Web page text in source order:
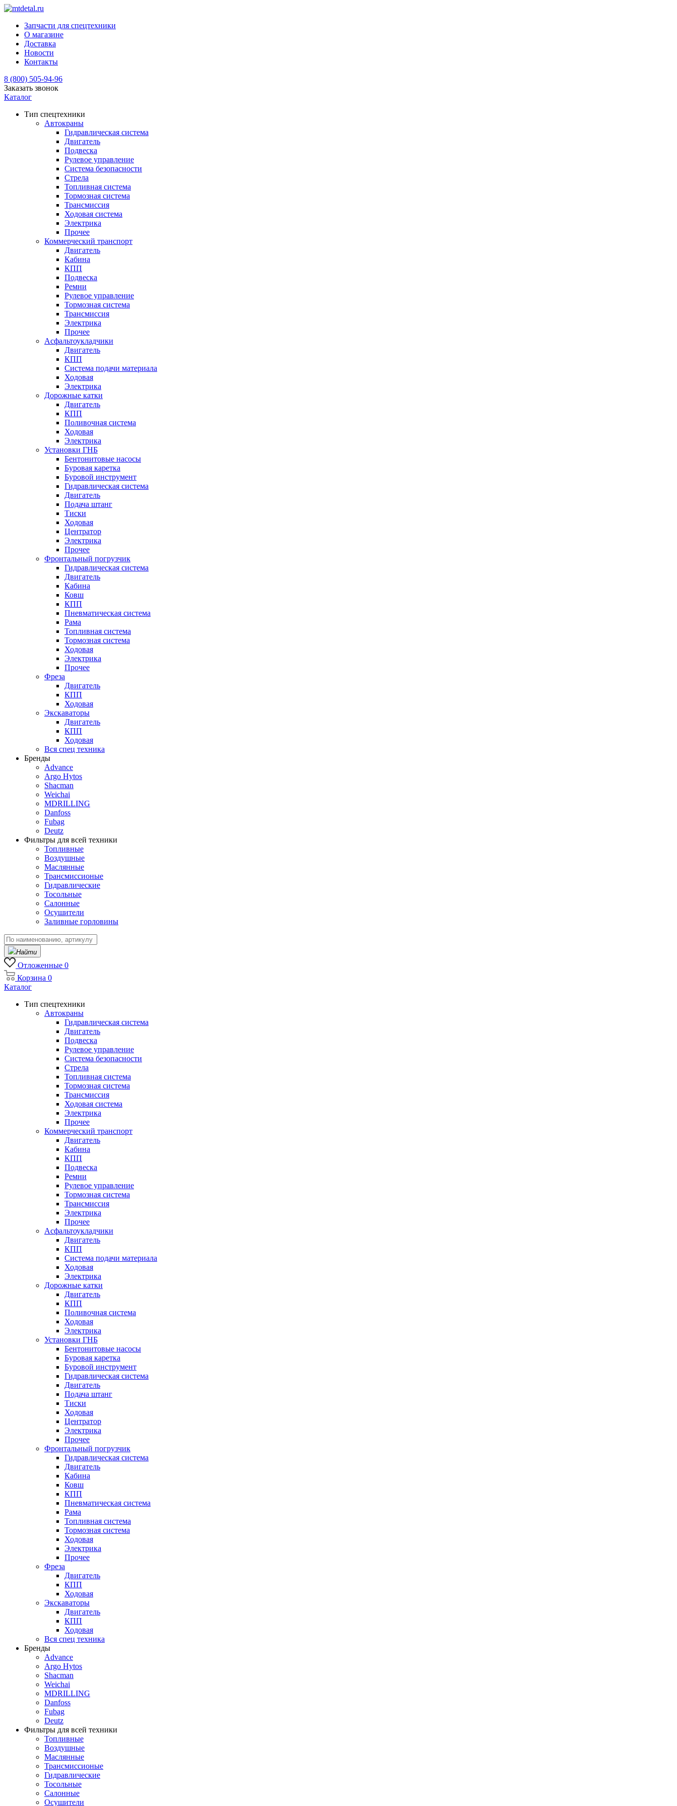
Запчасти для спецтехники
О магазине
Доставка
Новости
Контакты
8 (800) 505-94-96
Заказать звонок
Каталог
Тип спецтехники
Автокраны
Гидравлическая система
Двигатель
Подвеска
Рулевое управление
Система безопасности
Стрела
Топливная система
Тормозная система
Трансмиссия
Ходовая система
Электрика
Прочее
Коммерческий транспорт
Двигатель
Кабина
КПП
Подвеска
Ремни
Рулевое управление
Тормозная система
Трансмиссия
Электрика
Прочее
Асфальтоукладчики
Двигатель
КПП
Система подачи материала
Ходовая
Электрика
Дорожные катки
Двигатель
КПП
Поливочная система
Ходовая
Электрика
Установки ГНБ
Бентонитовые насосы
Буровая каретка
Буровой инструмент
Гидравлическая система
Двигатель
Подача штанг
Тиски
Ходовая
Центратор
Электрика
Прочее
Фронтальный погрузчик
Гидравлическая система
Двигатель
Кабина
Ковш
КПП
Пневматическая система
Рама
Топливная система
Тормозная система
Ходовая
Электрика
Прочее
Фреза
Двигатель
КПП
Ходовая
Экскаваторы
Двигатель
КПП
Ходовая
Вся спец техника
Бренды
Advance
Argo Hytos
Shacman
Weichai
MDRILLING
Danfoss
Fubag
Deutz
Фильтры для всей техники
Топливные
Воздушные
Маслянные
Трансмиссионые
Гидравлические
Тосольные
Салонные
Осушители
Заливные горловины
Найти
Отложенные 0
Корзина 0
Каталог
Тип спецтехники
Автокраны
Гидравлическая система
Двигатель
Подвеска
Рулевое управление
Система безопасности
Стрела
Топливная система
Тормозная система
Трансмиссия
Ходовая система
Электрика
Прочее
Коммерческий транспорт
Двигатель
Кабина
КПП
Подвеска
Ремни
Рулевое управление
Тормозная система
Трансмиссия
Электрика
Прочее
Асфальтоукладчики
Двигатель
КПП
Система подачи материала
Ходовая
Электрика
Дорожные катки
Двигатель
КПП
Поливочная система
Ходовая
Электрика
Установки ГНБ
Бентонитовые насосы
Буровая каретка
Буровой инструмент
Гидравлическая система
Двигатель
Подача штанг
Тиски
Ходовая
Центратор
Электрика
Прочее
Фронтальный погрузчик
Гидравлическая система
Двигатель
Кабина
Ковш
КПП
Пневматическая система
Рама
Топливная система
Тормозная система
Ходовая
Электрика
Прочее
Фреза
Двигатель
КПП
Ходовая
Экскаваторы
Двигатель
КПП
Ходовая
Вся спец техника
Бренды
Advance
Argo Hytos
Shacman
Weichai
MDRILLING
Danfoss
Fubag
Deutz
Фильтры для всей техники
Топливные
Воздушные
Маслянные
Трансмиссионые
Гидравлические
Тосольные
Салонные
Осушители